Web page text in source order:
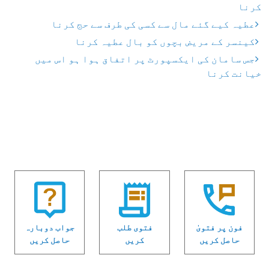
کرنا
عطیہ کیے گئے مال سے کسی کی طرف سے حج کرنا
کینسر کے مریض بچوں کو بال عطیہ کرنا
جس سامان کی ایکسپورٹ پر اتفاق ہوا ہو اس میں
خیانت کرنا
فون پر فتویٰ
حاصل کریں
فتوی طلب
کریں
جواب دوبارہ
حاصل کریں